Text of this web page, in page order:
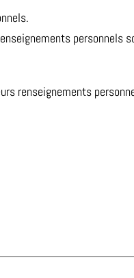
personnels
renseignements